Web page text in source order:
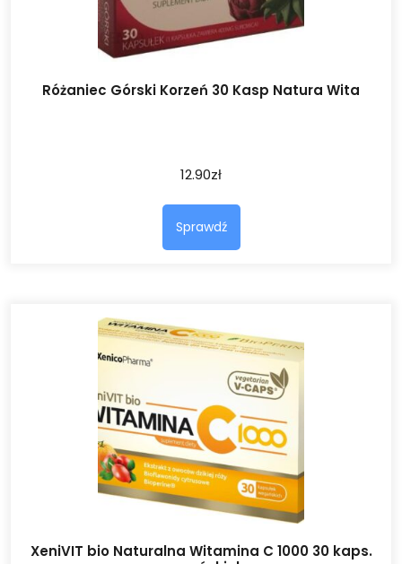
Różaniec Górski Korzeń 30 Kasp Natura Wita
12.90zł
Sprawdź
XeniVIT bio Naturalna Witamina C 1000 30 kaps.